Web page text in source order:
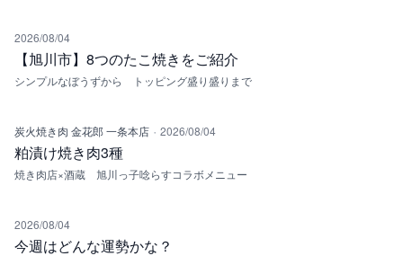
2026/08/04
【旭川市】8つのたこ焼きをご紹介
シンプルなぼうずから トッピング盛り盛りまで
炭火焼き肉 金花郎 一条本店 · 2026/08/04
粕漬け焼き肉3種
焼き肉店×酒蔵 旭川っ子唸らすコラボメニュー
2026/08/04
今週はどんな運勢かな？